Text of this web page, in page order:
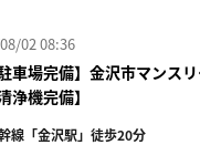
02 08:36
車場完備】金沢市マンス
浄機完備】
線「金沢駅」徒歩20分